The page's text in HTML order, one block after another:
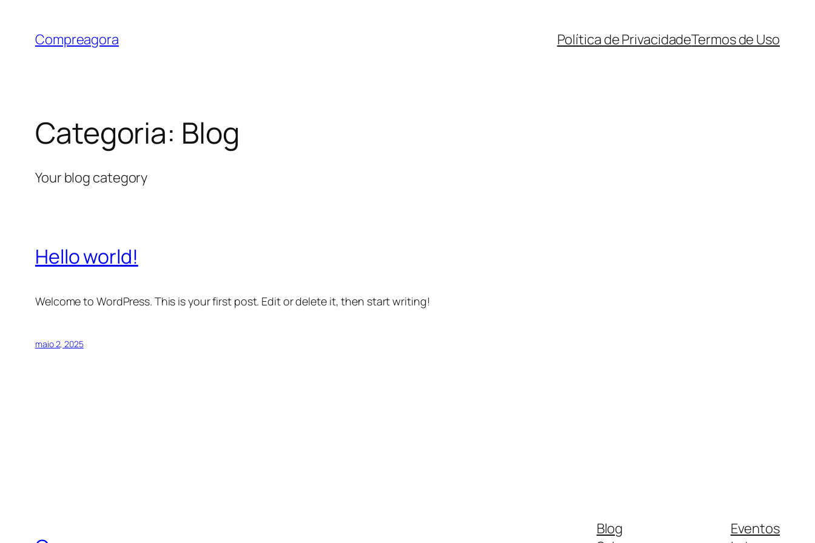
Compreagora Política de PrivacidadeTermos de Uso
Categoria: Blog
Your blog category
Hello world!
Welcome to WordPress. This is your first post. Edit or delete it, then start writing!
maio 2, 2025
Blog
Eventos